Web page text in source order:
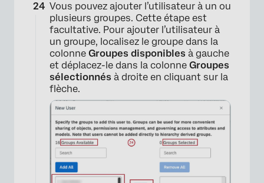
×
Vous pouvez ajouter l’utilisateur à un ou
plusieurs groupes. Cette étape est
facultative. Pour ajouter l’utilisateur à
un groupe, localisez le groupe dans la
colonne Groupes disponibles à gauche
et déplacez-le dans la colonne Groupes
sélectionnés à droite en cliquant sur la
flèche.